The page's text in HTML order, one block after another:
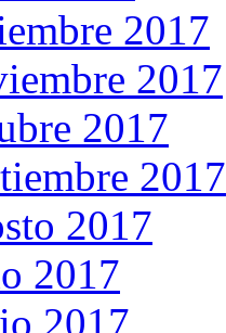
2017
2017
2017
2017
2017
2017
2017